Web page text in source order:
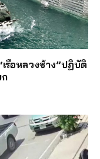
รือหลวงช้าง”ปฏิบัติ
ก